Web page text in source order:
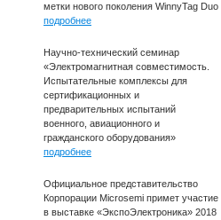
метки нового поколения WinnyTag Duo
подробнее
Научно-технический семинар
«Электромагнитная совместимость.
Испытательные комплексы для
сертификационных и
предварительных испытаний
военного, авиационного и
гражданского оборудования»
подробнее
Официальное представительство
Корпорации Microsemi примет участие
в выставке «ЭкспоЭлектроника» 2018